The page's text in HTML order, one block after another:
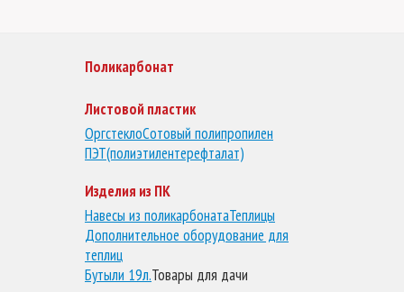
Поликарбонат
Листовой пластик
ОргстеклоСотовый полипропилен
ПЭТ(полиэтилентерефталат)
Изделия из ПК
Навесы из поликарбонатаТеплицы
Дополнительное оборудование для
теплиц
Бутыли 19л.Товары для дачи